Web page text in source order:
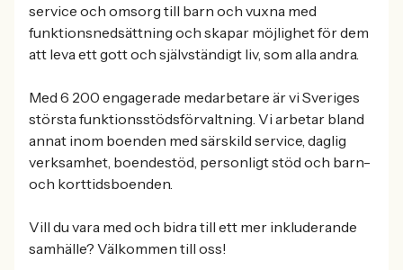
service och omsorg till barn och vuxna med
funktionsnedsättning och skapar möjlighet för dem
att leva ett gott och självständigt liv, som alla andra.
Med 6 200 engagerade medarbetare är vi Sveriges
största funktionsstödsförvaltning. Vi arbetar bland
annat inom boenden med särskild service, daglig
verksamhet, boendestöd, personligt stöd och barn-
och korttidsboenden.
Vill du vara med och bidra till ett mer inkluderande
samhälle? Välkommen till oss!